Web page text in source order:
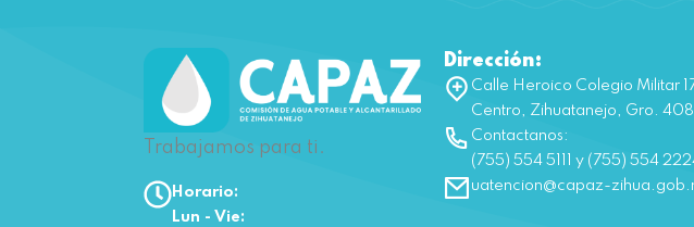
Trabajamos para ti.
Horario:
Lun - Vie:
Dirección:
Calle Heroico Colegio Militar
Centro, Zihuatanejo, Gro.
Contactanos:
(755) 554 5111 y (755) 554
uatencion@capaz-